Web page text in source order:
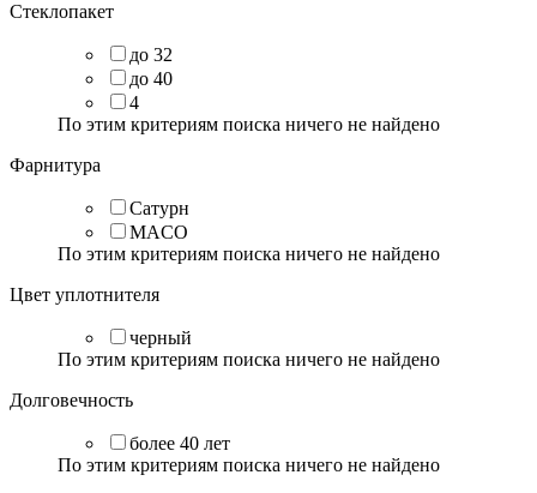
Стеклопакет
до 32
до 40
4
По этим критериям поиска ничего не найдено
Фарнитура
Сатурн
MACO
По этим критериям поиска ничего не найдено
Цвет уплотнителя
черный
По этим критериям поиска ничего не найдено
Долговечность
более 40 лет
По этим критериям поиска ничего не найдено